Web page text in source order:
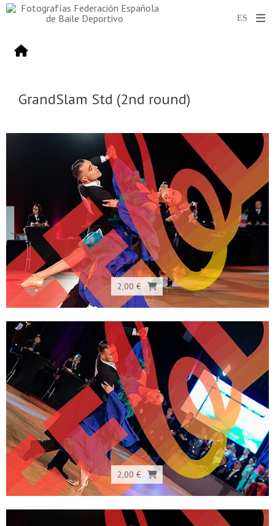
GrandSlam Std (2nd round)
2,00 €
2,00 €